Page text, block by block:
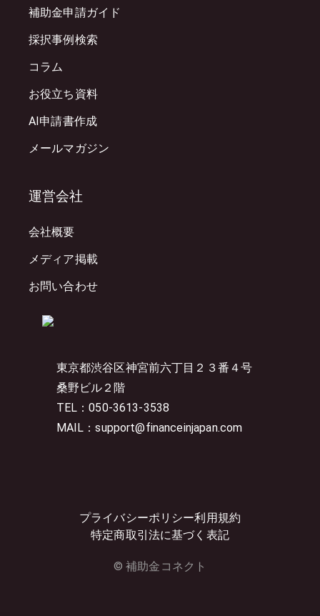
東京都渋谷区神宮前六丁目２３番４号
桑野ビル２階
TEL：050-3613-3538
MAIL：support@financeinjapan.com
プライバシーポリシー利用規約
特定商取引法に基づく表記
© 補助金コネクト
補助金申請ガイド
採択事例検索
コラム
お役立ち資料
AI申請書作成
メールマガジン
運営会社
会社概要
メディア掲載
お問い合わせ